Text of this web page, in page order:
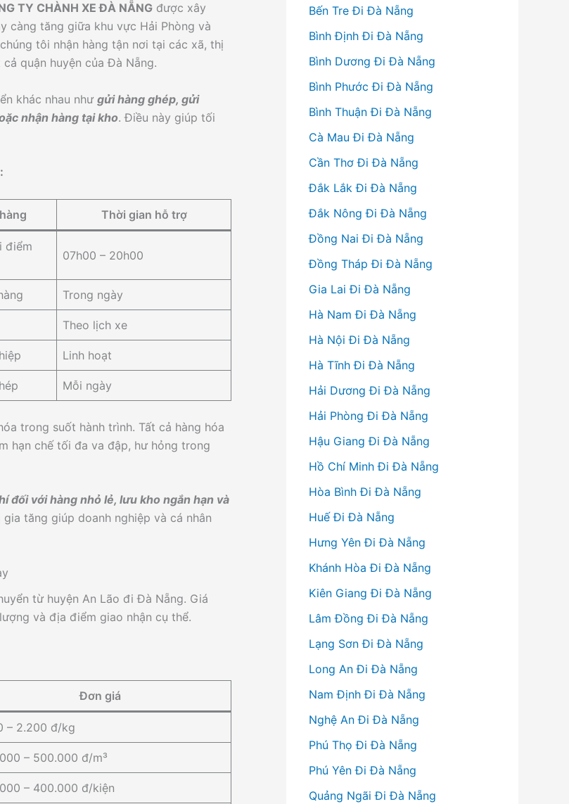
TY CHÀNH XE ĐÀ NẴNG được xây
càng tăng giữa khu vực Hải Phòng và
tôi nhận hàng tận nơi tại các xã, thị
quận huyện của Đà Nẵng.
khác nhau như gửi hàng ghép, gửi
nhận hàng tại kho. Điều này giúp tối
Thời gian hỗ trợ
điểm
07h00 – 20h00
Trong ngày
Theo lịch xe
Linh hoạt
Mỗi ngày
trong suốt hành trình. Tất cả hàng hóa
hạn chế tối đa va đập, hư hỏng trong
đối với hàng nhỏ lẻ, lưu kho ngắn hạn và
tăng giúp doanh nghiệp và cá nhân
từ huyện An Lão đi Đà Nẵng. Giá
và địa điểm giao nhận cụ thể.
Đơn giá
– 2.200 đ/kg
– 500.000 đ/m³
– 400.000 đ/kiện
Bến Tre Đi Đà Nẵng
Bình Định Đi Đà Nẵng
Bình Dương Đi Đà Nẵng
Bình Phước Đi Đà Nẵng
Bình Thuận Đi Đà Nẵng
Cà Mau Đi Đà Nẵng
Cần Thơ Đi Đà Nẵng
Đắk Lắk Đi Đà Nẵng
Đắk Nông Đi Đà Nẵng
Đồng Nai Đi Đà Nẵng
Đồng Tháp Đi Đà Nẵng
Gia Lai Đi Đà Nẵng
Hà Nam Đi Đà Nẵng
Hà Nội Đi Đà Nẵng
Hà Tĩnh Đi Đà Nẵng
Hải Dương Đi Đà Nẵng
Hải Phòng Đi Đà Nẵng
Hậu Giang Đi Đà Nẵng
Hồ Chí Minh Đi Đà Nẵng
Hòa Bình Đi Đà Nẵng
Huế Đi Đà Nẵng
Hưng Yên Đi Đà Nẵng
Khánh Hòa Đi Đà Nẵng
Kiên Giang Đi Đà Nẵng
Lâm Đồng Đi Đà Nẵng
Lạng Sơn Đi Đà Nẵng
Long An Đi Đà Nẵng
Nam Định Đi Đà Nẵng
Nghệ An Đi Đà Nẵng
Phú Thọ Đi Đà Nẵng
Phú Yên Đi Đà Nẵng
Quảng Ngãi Đi Đà Nẵng